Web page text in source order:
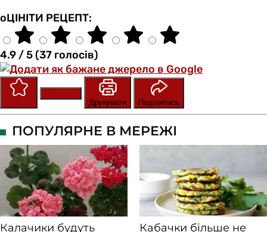
оЦІНІТИ РЕЦЕПТ:
4.9 / 5 (37 голосів)
Друкувати
Поділитись